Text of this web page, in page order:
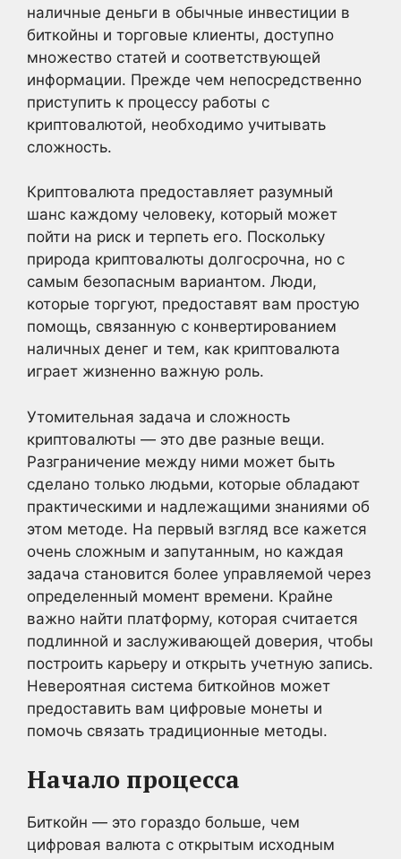
наличные деньги в обычные инвестиции в
биткойны и торговые клиенты, доступно
множество статей и соответствующей
информации. Прежде чем непосредственно
приступить к процессу работы с
криптовалютой, необходимо учитывать
сложность.
Криптовалюта предоставляет разумный
шанс каждому человеку, который может
пойти на риск и терпеть его. Поскольку
природа криптовалюты долгосрочна, но с
самым безопасным вариантом. Люди,
которые торгуют, предоставят вам простую
помощь, связанную с конвертированием
наличных денег и тем, как криптовалюта
играет жизненно важную роль.
Утомительная задача и сложность
криптовалюты — это две разные вещи.
Разграничение между ними может быть
сделано только людьми, которые обладают
практическими и надлежащими знаниями об
этом методе. На первый взгляд все кажется
очень сложным и запутанным, но каждая
задача становится более управляемой через
определенный момент времени. Крайне
важно найти платформу, которая считается
подлинной и заслуживающей доверия, чтобы
построить карьеру и открыть учетную запись.
Невероятная система биткойнов может
предоставить вам цифровые монеты и
помочь связать традиционные методы.
Начало процесса
Биткойн — это гораздо больше, чем
цифровая валюта с открытым исходным